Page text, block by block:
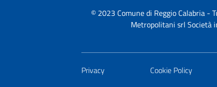
© 2023 Comune di Reggio Calabria
Metropolitani srl Società
Privacy Cookie Policy